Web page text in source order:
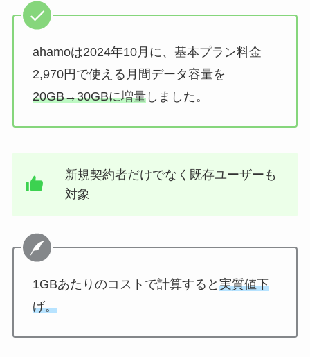
ahamoは2024年10月に、基本プラン料金
2,970円で使える月間データ容量を
20GB→30GBに増量しました。
新規契約者だけでなく既存ユーザーも
対象
1GBあたりのコストで計算すると 実質値下
げ。